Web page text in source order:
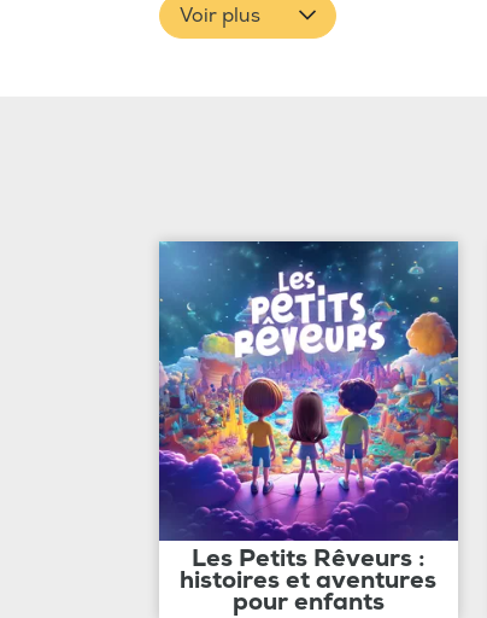
Voir plus
Les Petits Rêveurs :
histoires et aventures
pour enfants